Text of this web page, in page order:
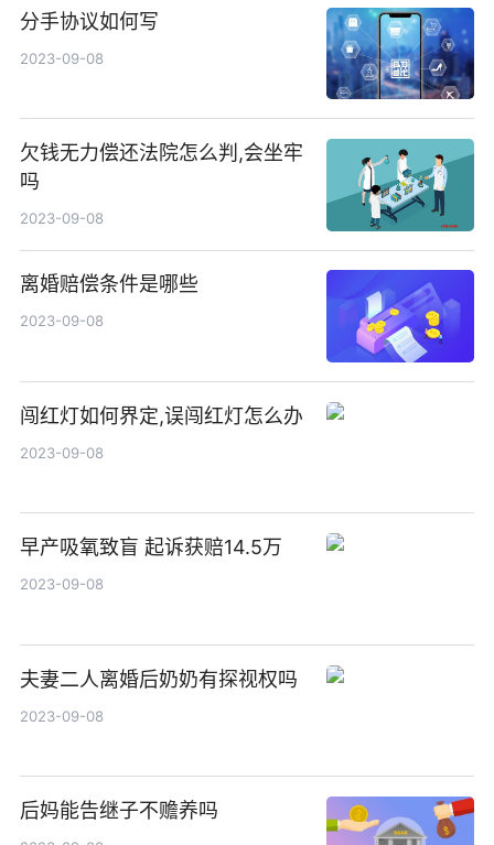
分手协议如何写
2023-09-08
欠钱无力偿还法院怎么判,会坐牢
吗
2023-09-08
离婚赔偿条件是哪些
2023-09-08
闯红灯如何界定,误闯红灯怎么办
2023-09-08
早产吸氧致盲 起诉获赔14.5万
2023-09-08
夫妻二人离婚后奶奶有探视权吗
2023-09-08
后妈能告继子不赡养吗